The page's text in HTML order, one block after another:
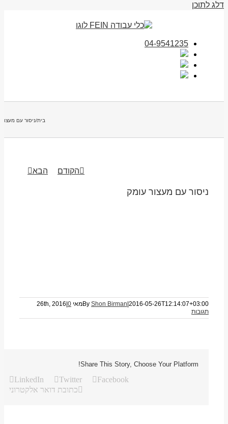
דלג לתוכן
04-9541235
בית/ניסור עם
הקודם הבא
ניסור עם מעצור עומק
By Shon Birman 2016-05-26T12:14:07+03:00 מאי 26th, 2016 0
תגובות
Share This Story, Choose Your Platform!
Facebook
Twitter
LinkedIn
כתובת דואר אלקטרוני